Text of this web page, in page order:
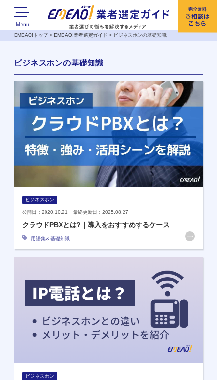
EMEAO!トップ >EMEAO!業者選定ガイド > ビジネスホンの基礎知識
ビジネスホンの基礎知識
ビジネスホン
公開日：2020.10.21 最終更新日：2025.08.27
クラウドPBXとは?｜導入をおすすめするケース
用語集＆基礎知識
ビジネスホン